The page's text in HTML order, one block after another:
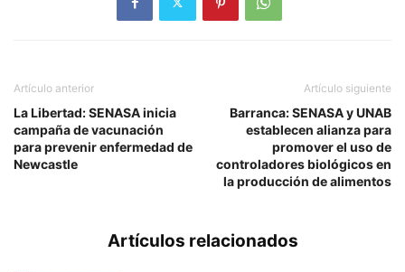
Artículo anterior
La Libertad: SENASA inicia
campaña de vacunación
para prevenir enfermedad de
Newcastle
Artículo siguiente
Barranca: SENASA y UNAB
establecen alianza para
promover el uso de
controladores biológicos en
la producción de alimentos
Artículos relacionados